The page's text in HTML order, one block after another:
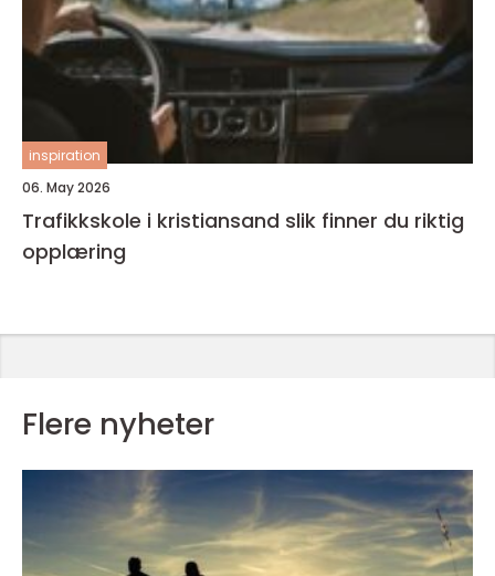
inspiration
06. May 2026
Trafikkskole i kristiansand slik finner du riktig
opplæring
Flere nyheter